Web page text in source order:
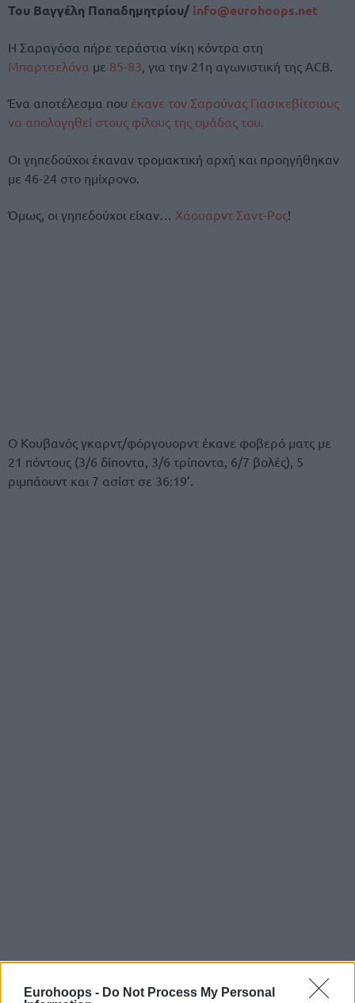
Eurohoops - Do Not Process My Personal
Του Βαγγέλη Παπαδημητρίου/ info@eurohoops.net
Η Σαραγόσα πήρε τεράστια νίκη κόντρα στη
Μπαρτσελόνα με 85-83, για την 21η αγωνιστική της ACB.
Ένα αποτέλεσμα που έκανε τον Σαρούνας Γιασικεβίτσιους
να απολογηθεί στους φίλους της ομάδας του.
Οι γηπεδούχοι έκαναν τρομακτική αρχή και προηγήθηκαν
με 46-24 στο ημίχρονο.
Όμως, οι γηπεδούχοι είχαν… Χάουαρντ Σαντ-Ρος!
Ο Κουβανός γκαρντ/φόργουορντ έκανε φοβερό ματς με
21 πόντους (3/6 δίποντα, 3/6 τρίποντα, 6/7 βολές), 5
ριμπάουντ και 7 ασίστ σε 36:19’.